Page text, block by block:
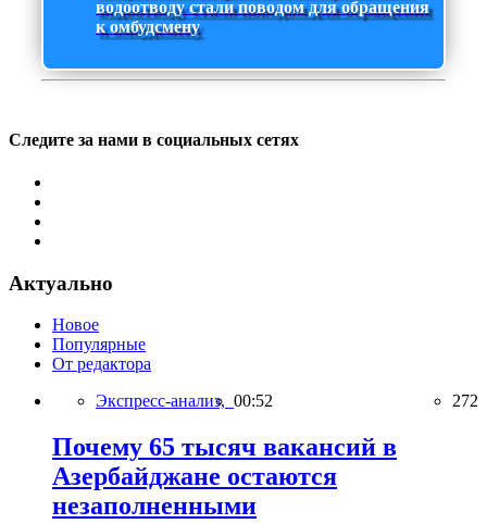
водоотводу стали поводом для обращения
к омбудсмену
Следите за нами в социальных сетях
Актуально
Новое
Популярные
От редактора
Экспресс-анализ, 00:52 272
Почему 65 тысяч вакансий в
Азербайджане остаются
незаполненными